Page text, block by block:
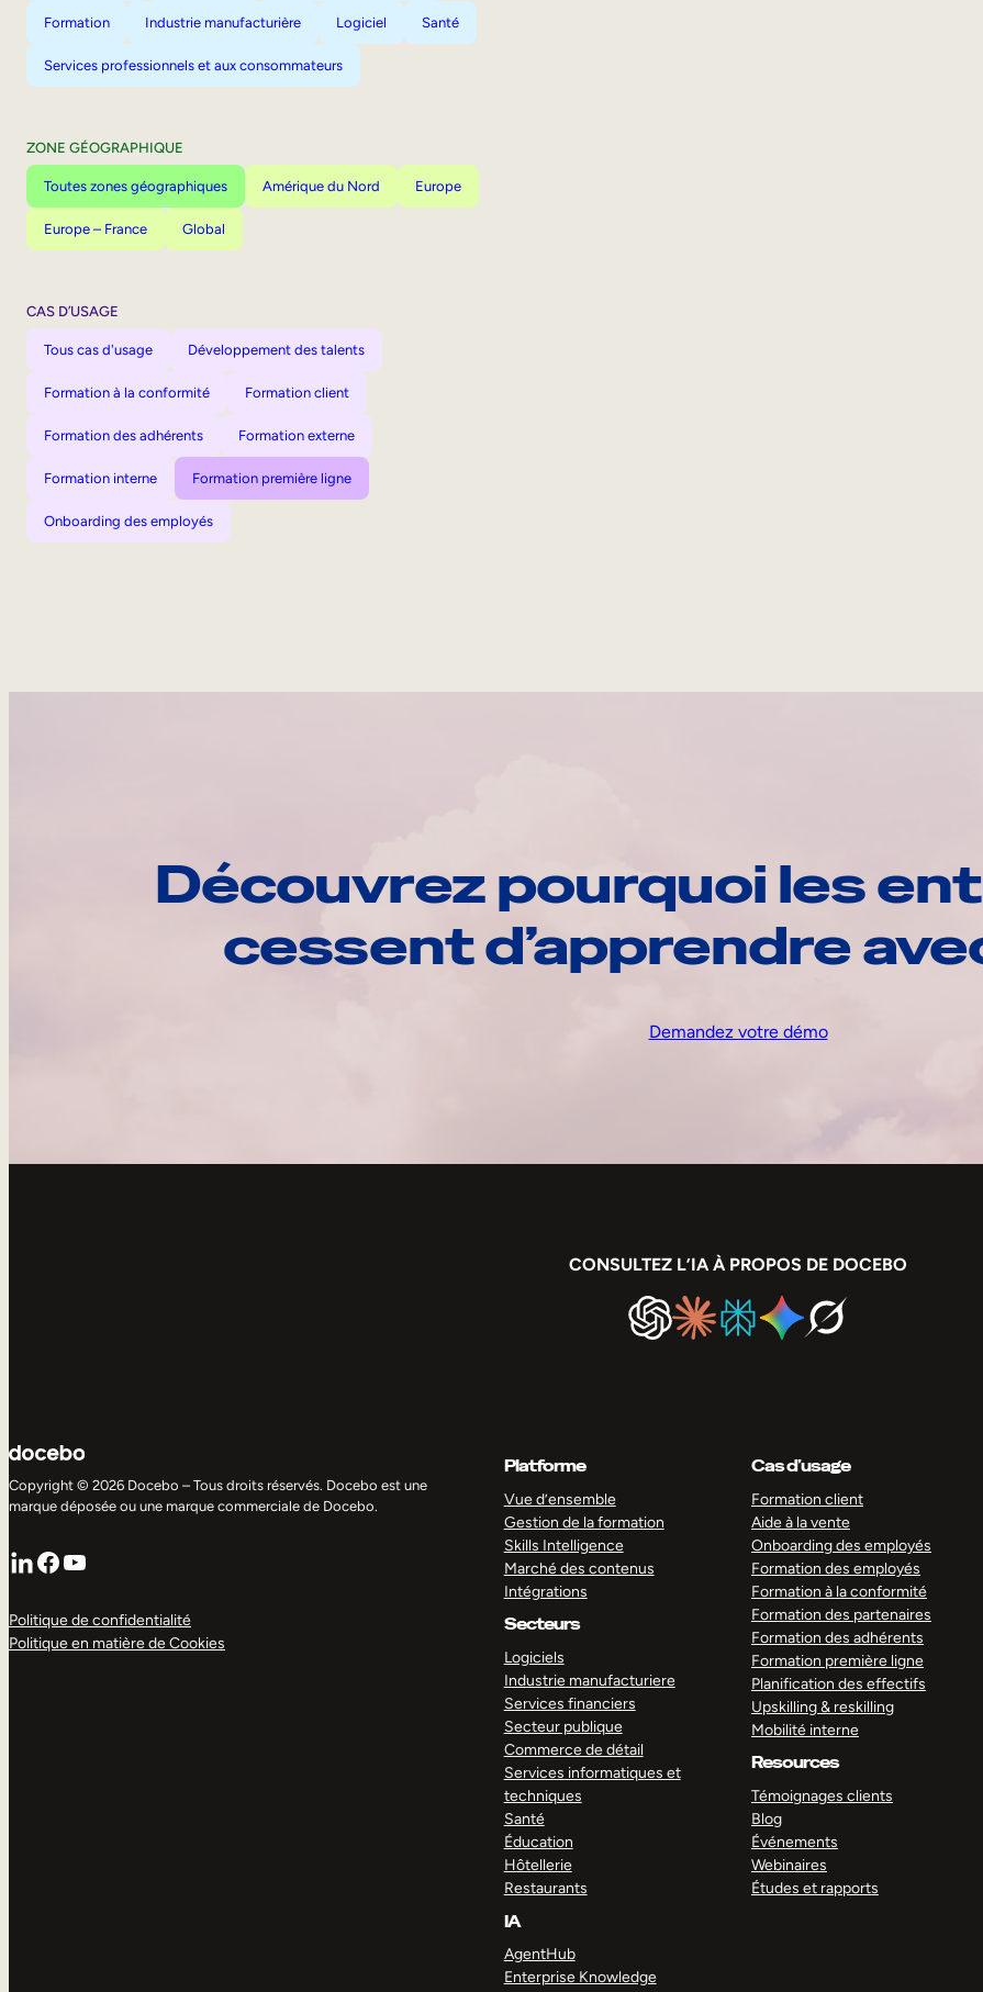
Formation Industrie manufacturière Logiciel Santé
Services professionnels et aux consommateurs
ZONE GÉOGRAPHIQUE
Toutes zones géographiques Amérique du Nord Europe
Europe – France Global
CAS D’USAGE
Tous cas d'usage Développement des talents
Formation à la conformité Formation client
Formation des adhérents Formation externe
Formation interne Formation première ligne
Onboarding des employés
Découvrez pourquoi les
cessent d’apprendre
Demandez votre démo
CONSULTEZ L’IA À PROPOS DE DOCEBO
Copyright © 2026 Docebo – Tous droits réservés. Docebo est une
marque déposée ou une marque commerciale de Docebo.
LinkedIn
Facebook
YouTube
Politique de confidentialité
Politique en matière de Cookies
Platforme
Vue d’ensemble
Gestion de la formation
Skills Intelligence
Marché des contenus
Intégrations
Secteurs
Logiciels
Industrie manufacturiere
Services financiers
Secteur publique
Commerce de détail
Services informatiques et
techniques
Santé
Éducation
Hôtellerie
Restaurants
IA
AgentHub
Enterprise Knowledge
Cas d’usage
Formation client
Aide à la vente
Onboarding des employés
Formation des employés
Formation à la conformité
Formation des partenaires
Formation des adhérents
Formation première ligne
Planification des effectifs
Upskilling & reskilling
Mobilité interne
Resources
Témoignages clients
Blog
Événements
Webinaires
Études et rapports